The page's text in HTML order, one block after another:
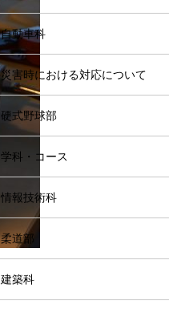
自動車科
災害時における対応について
硬式野球部
学科・コース
情報技術科
柔道部
建築科